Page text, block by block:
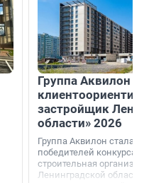
Группа Аквилон
застройщик
области» 2026
Группа Аквилон стала
победителей конкурса
строительная
Ленинградской области